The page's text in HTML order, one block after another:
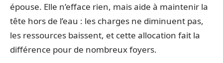
épouse. Elle n’efface rien, mais aide à maintenir la
tête hors de l’eau : les charges ne diminuent pas,
les ressources baissent, et cette allocation fait la
différence pour de nombreux foyers.